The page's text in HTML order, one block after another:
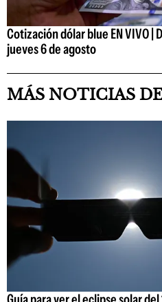
Cotización dólar blue EN VIVO |
jueves 6 de agosto
MÁS NOTICIAS